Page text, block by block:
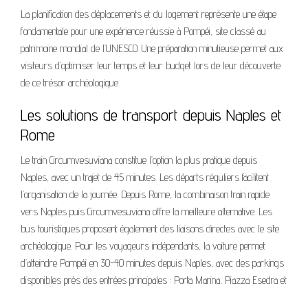
La planification des déplacements et du logement représente une étape
fondamentale pour une expérience réussie à Pompéi, site classé au
patrimoine mondial de l’UNESCO. Une préparation minutieuse permet aux
visiteurs d’optimiser leur temps et leur budget lors de leur découverte
de ce trésor archéologique.
Les solutions de transport depuis Naples et
Rome
Le train Circumvesuviana constitue l’option la plus pratique depuis
Naples, avec un trajet de 45 minutes. Les départs réguliers facilitent
l’organisation de la journée. Depuis Rome, la combinaison train rapide
vers Naples puis Circumvesuviana offre la meilleure alternative. Les
bus touristiques proposent également des liaisons directes avec le site
archéologique. Pour les voyageurs indépendants, la voiture permet
d’atteindre Pompéi en 30-40 minutes depuis Naples, avec des parkings
disponibles près des entrées principales : Porta Marina, Piazza Esedra et